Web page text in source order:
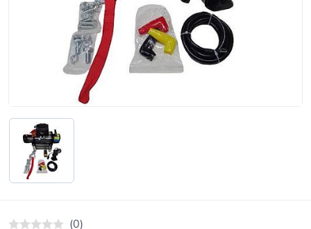
(0)